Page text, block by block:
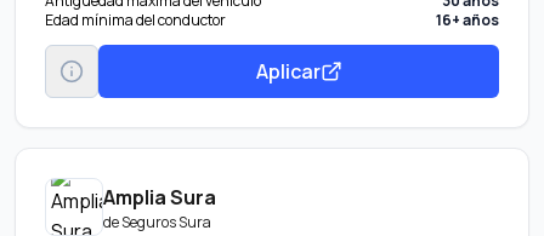
Edad mínima del conductor
16+ años
Aplicar
Amplia Sura
deSeguros Sura